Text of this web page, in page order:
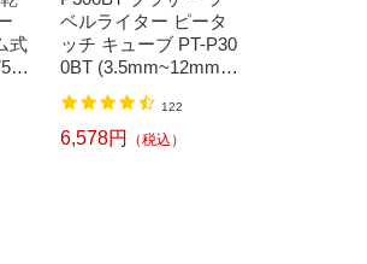
式
ベルライター ピータ
ッチ キューブ PT-P30
0BT (3.5mm~12mm
幅/TZeテープ) P-TOU
CH CUBE（ピータッ
チキューブ）[PTP300
122
6,578円 （税込）